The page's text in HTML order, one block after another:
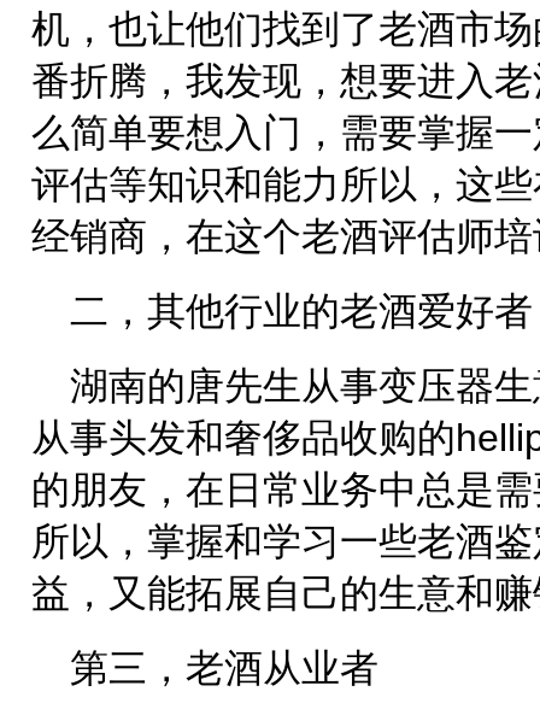
机，也让他们找到了老酒市
番折腾，我发现，想要进入
么简单要想入门，需要掌握
评估等知识和能力所以，这
经销商，在这个老酒评估师
二，其他行业的老酒爱好者
湖南的唐先生从事变压器
从事头发和奢侈品收购的
的朋友，在日常业务中总是
所以，掌握和学习一些老酒
益，又能拓展自己的生意和
第三，老酒从业者